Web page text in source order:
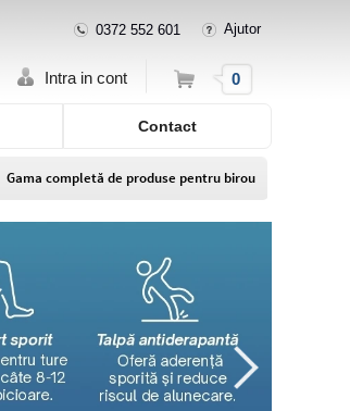
0372 552 601 Ajutor
Intra in cont Cos 0
Contact
Gama completă de produse pentru birou